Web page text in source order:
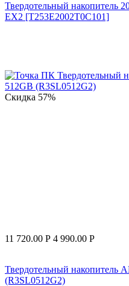
Твердотельный накопитель
EX2 [T253E2002T0C101]
Скидка 57%
11 720.00 Р 4 990.00 Р
Твердотельный накопитель
(R3SL0512G2)